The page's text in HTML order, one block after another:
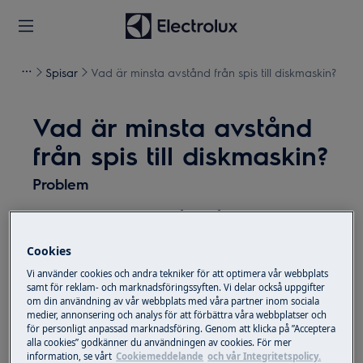
Spisar Vad är minsta avstånd från spis till diskmaskin?
Vad är minsta avstånd
från spis till diskmaskin?
Problem
Vad är minsta avstånd från spis till
Gäller
Spis
Lösning
Cookies
Vi använder cookies och andra tekniker för att optimera vår webbplats
samt för reklam- och marknadsföringssyften. Vi delar också uppgifter
om din användning av vår webbplats med våra partner inom sociala
medier, annonsering och analys för att förbättra våra webbplatser och
för personligt anpassad marknadsföring. Genom att klicka på ”Acceptera
alla cookies” godkänner du användningen av cookies. För mer
information, se vårt Cookiemeddelande och vår Integritetspolicy.